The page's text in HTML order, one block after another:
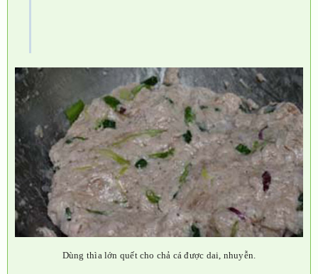
Dùng thìa lớn quết cho chả cá được dai, nhuyễn.